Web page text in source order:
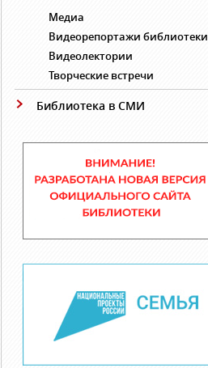
Медиа
Видеорепортажи библиотеки
Видеолектории
Творческие встречи
Библиотека в СМИ